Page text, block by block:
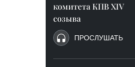
комитета КПВ XIV
созыва
ПРОСЛУШАТЬ